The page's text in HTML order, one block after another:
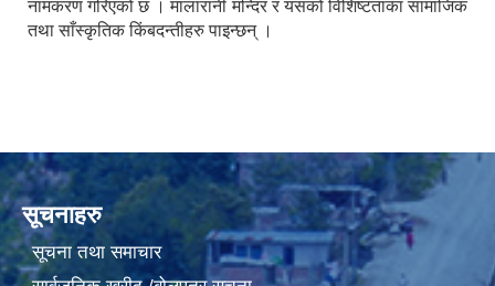
नामकरण गरिएको छ । मालारानी मन्दिर र यसको विशिष्टताका सामाजिक
तथा साँस्कृतिक किंबदन्तीहरु पाइन्छन् ।
सूचनाहरु
सूचना तथा समाचार